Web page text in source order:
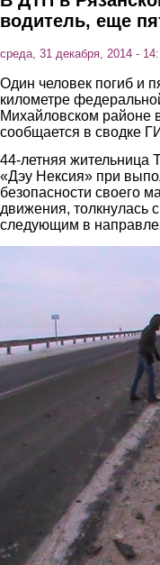
водитель, еще
среда, 31 декабря, 2014 -
Один человек погиб и
километре
Михайловском районе
сообщается в сводке
44-летняя жительница
«Дэу Нексия» при
безопасности своего
движения, толкнулась
следующим в